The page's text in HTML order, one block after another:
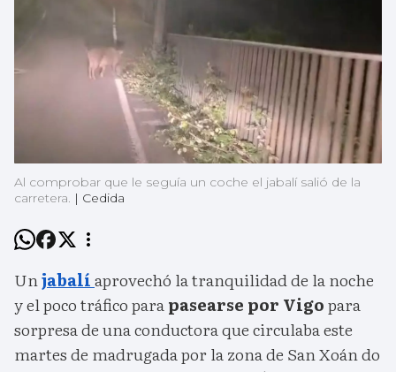
Al comprobar que le seguía un coche el jabalí salió de la
carretera. | Cedida
Unjabalíaprovechó la tranquilidad de la noche
y el poco tráfico parapasearse por Vigopara
sorpresa de una conductora que circulaba este
martes de madrugada por la zona de San Xoán do